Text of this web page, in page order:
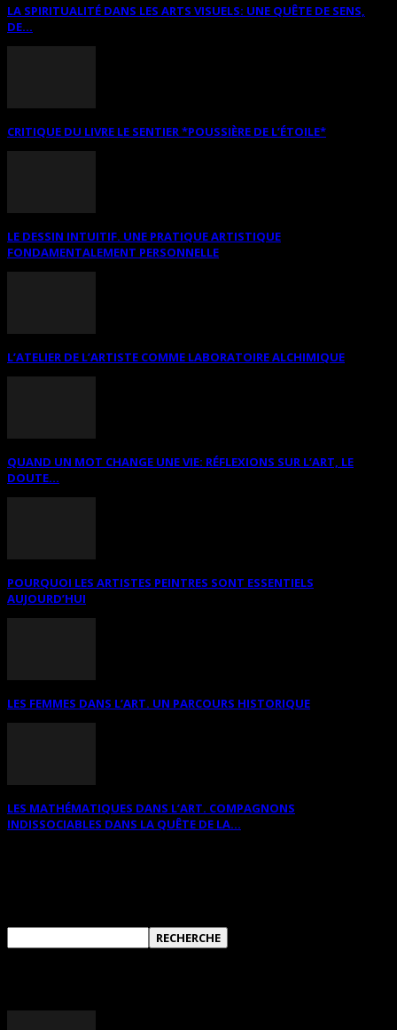
LA SPIRITUALITÉ DANS LES ARTS VISUELS: UNE QUÊTE DE SENS,
DE...
CRITIQUE DU LIVRE LE SENTIER *POUSSIÈRE DE L’ÉTOILE*
LE DESSIN INTUITIF. UNE PRATIQUE ARTISTIQUE
FONDAMENTALEMENT PERSONNELLE
L’ATELIER DE L’ARTISTE COMME LABORATOIRE ALCHIMIQUE
QUAND UN MOT CHANGE UNE VIE: RÉFLEXIONS SUR L’ART, LE
DOUTE...
POURQUOI LES ARTISTES PEINTRES SONT ESSENTIELS
AUJOURD’HUI
LES FEMMES DANS L’ART. UN PARCOURS HISTORIQUE
LES MATHÉMATIQUES DANS L’ART. COMPAGNONS
INDISSOCIABLES DANS LA QUÊTE DE LA...